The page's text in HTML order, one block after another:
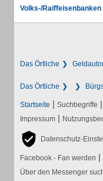
Volks-/Raiffeisenbanken
Das Örtliche
Das Örtliche
Startseite | Suchbegriffe |
Impressum |
Datenschutz-
Facebook - Fan werden |
Über den Messenger